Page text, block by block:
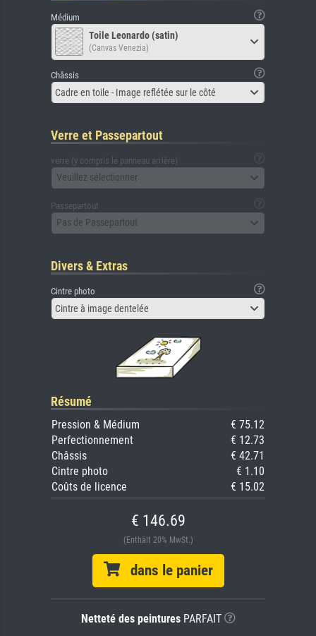
Médium
Toile Leonardo (satin)
(Canvas Venezia)
Châssis
Cadre en toile - Image reflétée sur le côté
Verre et Passepartout
verre (y compris le panneau arrière)
Veuillez sélectionner
Passepartout
Pas de Passepartout
Divers & Extras
Cintre photo
Cintre à image dentelée
Résumé
Pression & Médium
€ 75.12
Perfectionnement
€ 12.73
Châssis
€ 42.71
Cintre photo
€ 1.10
Coûts de licence
€ 15.02
€ 146.69
(Enthält 20% MwSt.)
dans le panier
Netteté des peinturesPARFAIT